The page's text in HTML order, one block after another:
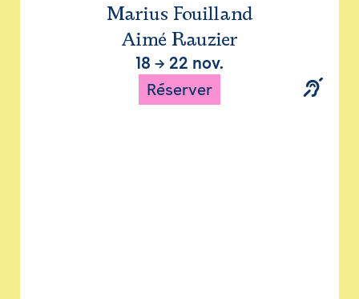
Marius Fouilland
Aimé Rauzier
18 → 22 nov.
Réserver